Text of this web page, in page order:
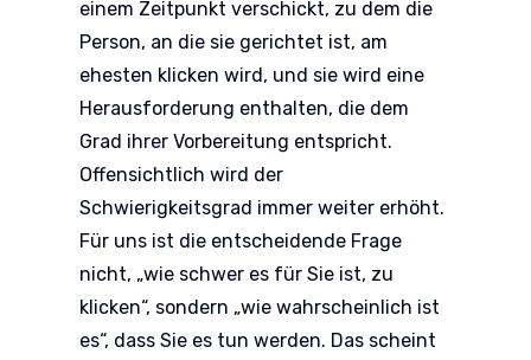
einem Zeitpunkt verschickt, zu dem die
Person, an die sie gerichtet ist, am
ehesten klicken wird, und sie wird eine
Herausforderung enthalten, die dem
Grad ihrer Vorbereitung entspricht.
Offensichtlich wird der
Schwierigkeitsgrad immer weiter erhöht.
Für uns ist die entscheidende Frage
nicht, „wie schwer es für Sie ist, zu
klicken“, sondern „wie wahrscheinlich ist
es“, dass Sie es tun werden. Das scheint